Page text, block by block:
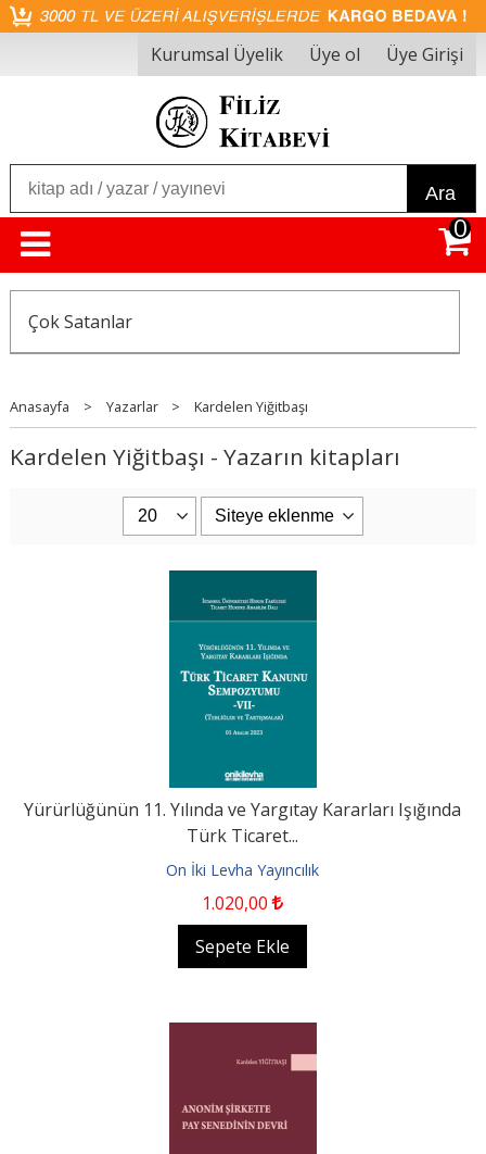
Kurumsal Üyelik Üye ol Üye Girişi
Ara
0
Çok Satanlar
Anasayfa > Yazarlar > Kardelen Yiğitbaşı
Kardelen Yiğitbaşı - Yazarın kitapları
Yürürlüğünün 11. Yılında ve Yargıtay Kararları Işığında
Türk Ticaret...
On İki Levha Yayıncılık
1.020,00
Sepete Ekle